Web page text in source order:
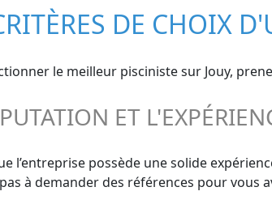
DE CHOIX
le meilleur pisciniste sur Jouy,
ET
l’entreprise possède une solide
pas à demander des références pour vous